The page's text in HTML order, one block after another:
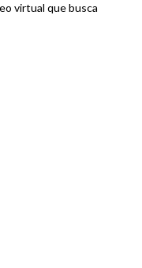
virtual que busca